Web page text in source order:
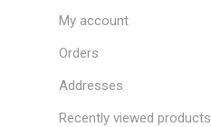
My account
Orders
Addresses
Recently viewed products